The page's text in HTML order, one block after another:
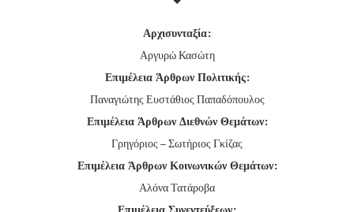
Αρχισυνταξία:
Αργυρώ Κασώτη
Επιμέλεια Άρθρων Πολιτικής:
Παναγιώτης Ευστάθιος Παπαδόπουλος
Επιμέλεια Άρθρων Διεθνών Θεμάτων:
Γρηγόριος – Σωτήριος Γκίζας
Επιμέλεια Άρθρων Κοινωνικών Θεμάτων:
Αλόνα Τατάροβα